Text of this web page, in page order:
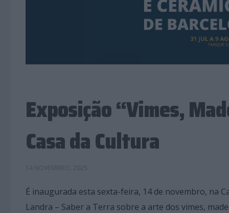
Exposição “Vimes,
Casa da Cultura
É inaugurada esta sexta-feira, 14 de novembro, na
Landra – Saber a Terra sobre a arte dos vimes,